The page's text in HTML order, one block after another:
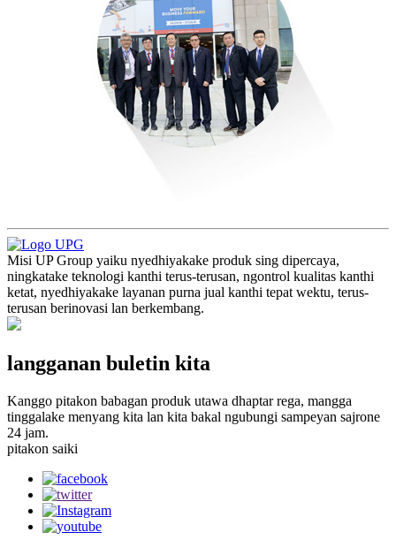
Misi UP Group yaiku nyedhiyakake produk sing dipercaya,
ningkatake teknologi kanthi terus-terusan, ngontrol kualitas kanthi
ketat, nyedhiyakake layanan purna jual kanthi tepat wektu, terus-
terusan berinovasi lan berkembang.
langganan buletin kita
Kanggo pitakon babagan produk utawa dhaptar rega, mangga
tinggalake menyang kita lan kita bakal ngubungi sampeyan sajrone
24 jam.
pitakon saiki